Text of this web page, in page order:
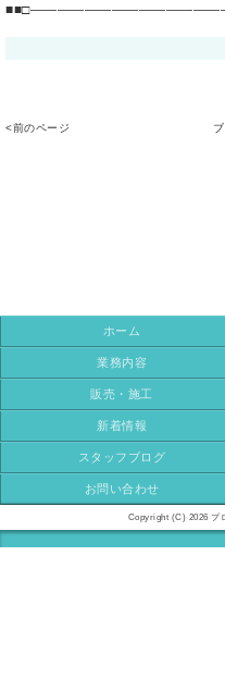
<前のページ
ホーム
業務内容
販売・施工
新着情報
スタッフブログ
お問い合わせ
Copyright (C) 2026 プ